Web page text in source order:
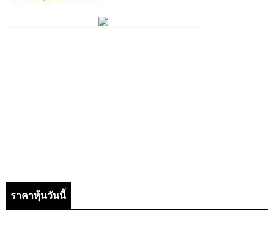
ราคาหุ้นวันนี้